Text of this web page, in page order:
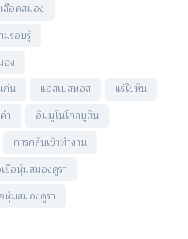
ลือดสมอง
มรอบรู้
อง
ก่น
แอสเบสทอส
แร่ใยหิน
ำ
อิมมูโนโกลบูลิน
การกลับเข้าทำงาน
ยื่อหุ้มสมองดูรา
หุ้มสมองดูรา